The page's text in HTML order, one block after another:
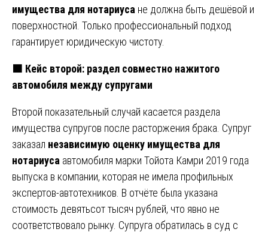
имущества для нотариуса не должна быть дешёвой и
поверхностной. Только профессиональный подход
гарантирует юридическую чистоту.
🟧 Кейс второй: раздел совместно нажитого
автомобиля между супругами
Второй показательный случай касается раздела
имущества супругов после расторжения брака. Супруг
заказал независимую оценку имущества для
нотариуса автомобиля марки Тойота Камри 2019 года
выпуска в компании, которая не имела профильных
экспертов-автотехников. В отчёте была указана
стоимость девятьсот тысяч рублей, что явно не
соответствовало рынку. Супруга обратилась в суд с